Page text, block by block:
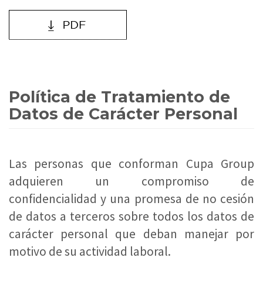
Política de Tratamiento de
Datos de Carácter Personal
Las personas que conforman Cupa Group
adquieren un compromiso de
confidencialidad y una promesa de no cesión
de datos a terceros sobre todos los datos de
carácter personal que deban manejar por
motivo de su actividad laboral.